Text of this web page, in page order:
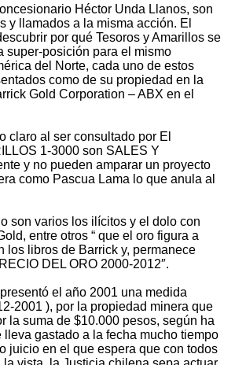
Héctor Unda Llanos, son
y llamados a la misma acción. El
por qué Tesoros y Amarillos se
super-posición para el mismo
del Norte, cada uno de estos
como de su propiedad en la
Gold Corporation – ABX en el
claro al ser consultado por El
1-3000 son SALES Y
y no pueden amparar un proyecto
como Pascua Lama lo que anula al
son varios los ilícitos y el dolo con
entre otros “ que el oro figura a
los libros de Barrick y, permanece
DEL ORO 2000-2012″.
el año 2001 una medida
2001 ), por la propiedad minera que
la suma de $10.000 pesos, según ha
gastado a la fecha mucho tiempo
juicio en el que espera que con todos